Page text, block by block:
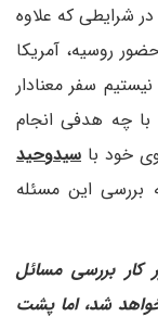
شرایطی که علاوه
روسیه، آمریکا
سفر معنادار
با چه هدفی انجام
خود با سیدوحید
بررسی این مسئله
کار بررسی مسائل
شد، اما پشت